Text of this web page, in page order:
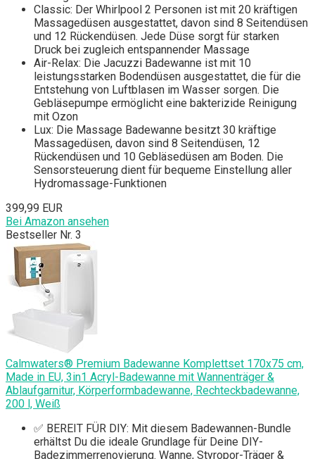
Classic: Der Whirlpоol 2 Personen ist mit 20 kräftigen
Massagedüsen ausgestattet, davon sind 8 Seitendüsen
und 12 Rückendüsen. Jede Düse sorgt für starken
Druck bei zugleich entspannender Massage
Air-Relax: Die Jаcuzzi Badewanne ist mit 10
leistungsstarken Bodendüsen ausgestattet, die für die
Entstehung von Luftblasen im Wasser sorgen. Die
Gebläsepumpe ermöglicht eine bakterizide Reinigung
mit Ozon
Lux: Die Massage Badewanne besitzt 30 kräftige
Massagedüsen, davon sind 8 Seitendüsen, 12
Rückendüsen und 10 Gebläsedüsen am Boden. Die
Sensorsteuerung dient für bequeme Einstellung aller
Hydromassage-Funktionen
399,99 EUR
Bei Amazon ansehen
Bestseller Nr. 3
Calmwaters® Premium Badewanne Komplettset 170x75 cm,
Made in EU, 3in1 Acryl-Badewanne mit Wannenträger &
Ablaufgarnitur, Körperformbadewanne, Rechteckbadewanne,
200 l, Weiß
✅ BEREIT FÜR DIY: Mit diesem Badewannen-Bundle
erhältst Du die ideale Grundlage für Deine DIY-
Badezimmerrenovierung. Wanne, Styropor-Träger &